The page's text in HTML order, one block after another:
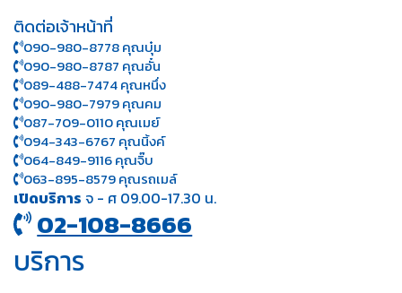
ติดต่อเจ้าหน้าที่
090-980-8778 คุณบุ๋ม
090-980-8787 คุณอั๋น
089-488-7474 คุณหนึ่ง
090-980-7979 คุณคม
087-709-0110 คุณเมย์
094-343-6767 คุณนิ้งค์
064-849-9116 คุณจิ๊บ
063-895-8 579คุณรถเมล์
เปิดบริการ จ - ศ 09.00-17.30 น.
02-108-8666
บริการ